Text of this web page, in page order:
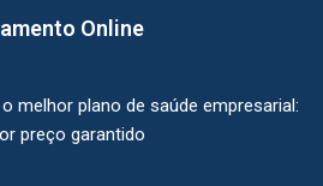
Online
melhor plano de saúde empresarial:
preço garantido